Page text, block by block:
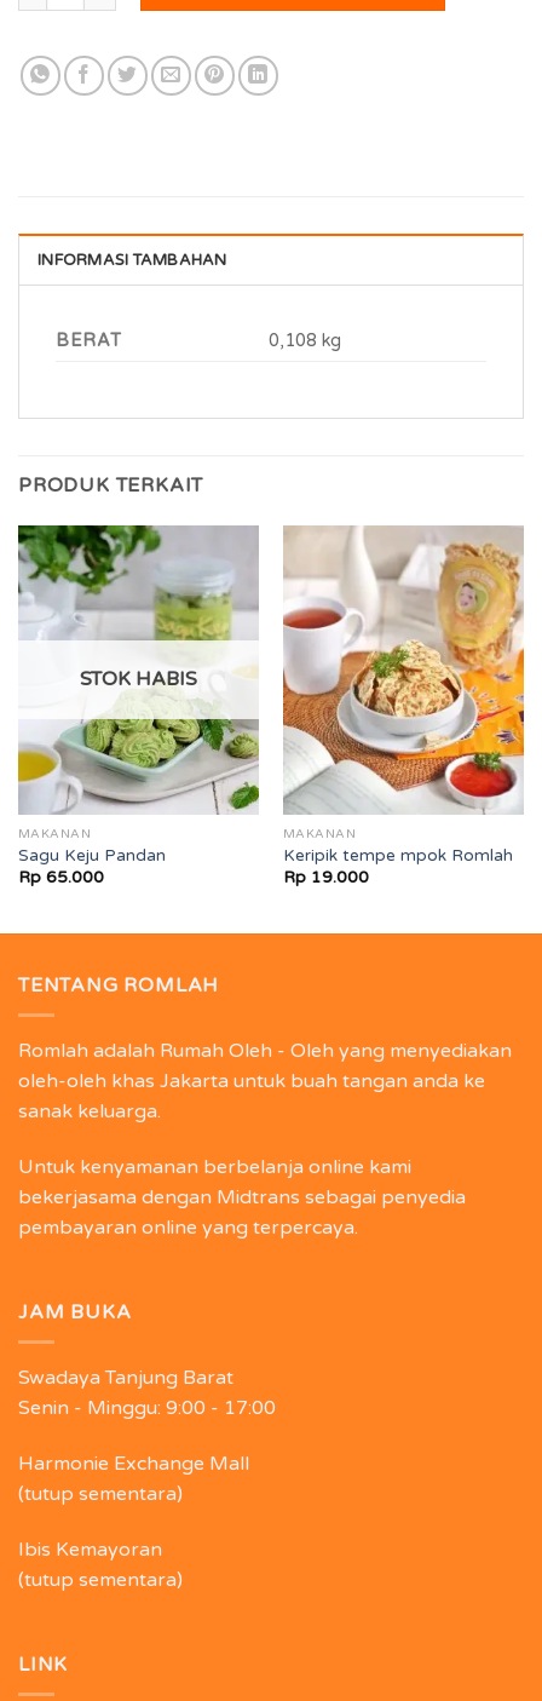
INFORMASI TAMBAHAN
BERAT 0,108 kg
PRODUK TERKAIT
STOK HABIS
MAKANAN
Sagu Keju Pandan
Rp65.000
MAKANAN
Keripik tempe mpok Romlah
Rp19.000
TENTANG ROMLAH
Romlah adalah Rumah Oleh - Oleh yang menyediakan
oleh-oleh khas Jakarta untuk buah tangan anda ke
sanak keluarga.
Untuk kenyamanan berbelanja online kami
bekerjasama dengan Midtrans sebagai penyedia
pembayaran online yang terpercaya.
JAM BUKA
Swadaya Tanjung Barat
Senin - Minggu: 9:00 - 17:00
Harmonie Exchange Mall
(tutup sementara)
Ibis Kemayoran
(tutup sementara)
LINK